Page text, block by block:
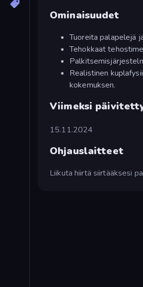
Ominaisuudet
Tuoreita palapelejä
Tehokkaat
Realistinen
kokemuksen.
Viimeksi
15.11.2024
Ohjauslaitteet
Liikuta hiirtä siirtääksesi